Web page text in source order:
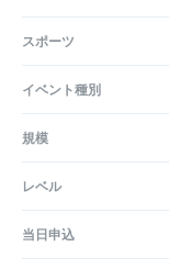
スポーツ
イベント種別
規模
レベル
当日申込